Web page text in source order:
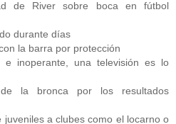
de River sobre boca en fútbol
durante días
la barra por protección
e inoperante, una televisión es lo
la bronca por los resultados
juveniles a clubes como el locarno o